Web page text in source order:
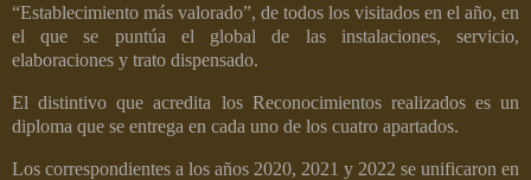
“Establecimiento más valorado”, de todos los visitados en el año, en
el que se puntúa el global de las instalaciones, servicio,
elaboraciones y trato dispensado.
El distintivo que acredita los Reconocimientos realizados es un
diploma que se entrega en cada uno de los cuatro apartados.
Los correspondientes a los años 2020, 2021 y 2022 se unificaron en